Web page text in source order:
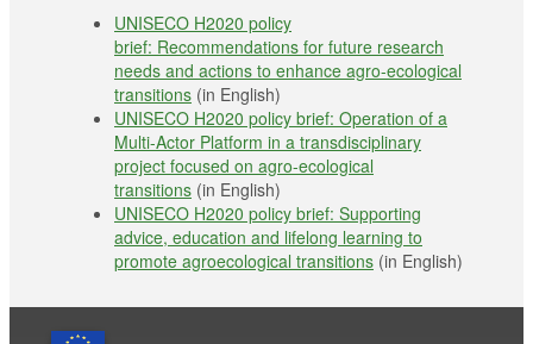
UNISECO H2020 policy
brief: Recommendations for future research
needs and actions to enhance agro-ecological
transitions (in English)
UNISECO H2020 policy brief: Operation of a
Multi-Actor Platform in a transdisciplinary
project focused on agro-ecological
transitions (in English)
UNISECO H2020 policy brief: Supporting
advice, education and lifelong learning to
promote agroecological transitions (in English)